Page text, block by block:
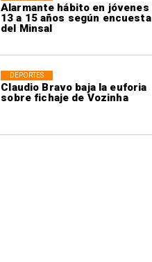
Alarmante hábito en jóvenes
13 a 15 años según encuesta
del Minsal
Claudio Bravo baja la euforia
sobre fichaje de Vozinha
DEPORTES